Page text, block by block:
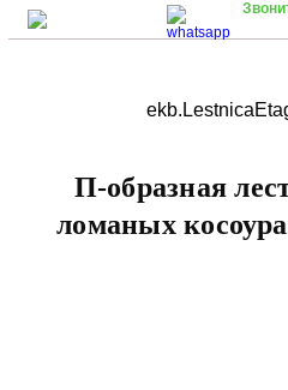
П-образная
ломаных